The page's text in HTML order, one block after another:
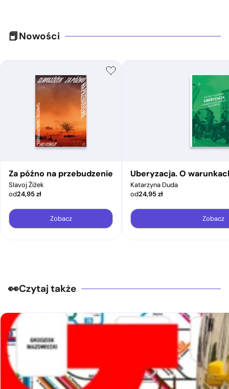
Nowości
Za późno na przebudzenie
Slavoj Žižek
od24,95zł
Zobacz
Uberyzacja. O
Katarzyna Duda
od24,95zł
Zobacz
Czytaj także